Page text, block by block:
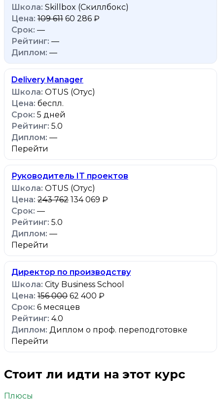
Skillbox (Скиллбокс)
109 611 60 286 ₽
—
—
—
Delivery Manager
OTUS (Отус)
беспл.
5 дней
5.0
—
Перейти
Руководитель IT проектов
OTUS (Отус)
243 762 134 069 ₽
—
5.0
—
Перейти
Директор по производству
City Business School
156 000 62 400 ₽
6 месяцев
4.0
Диплом о проф. переподготовке
Перейти
Стоит ли идти на этот курс
Плюсы